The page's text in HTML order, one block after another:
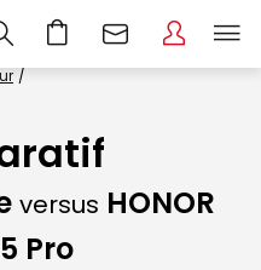
versus HONOR
Pro